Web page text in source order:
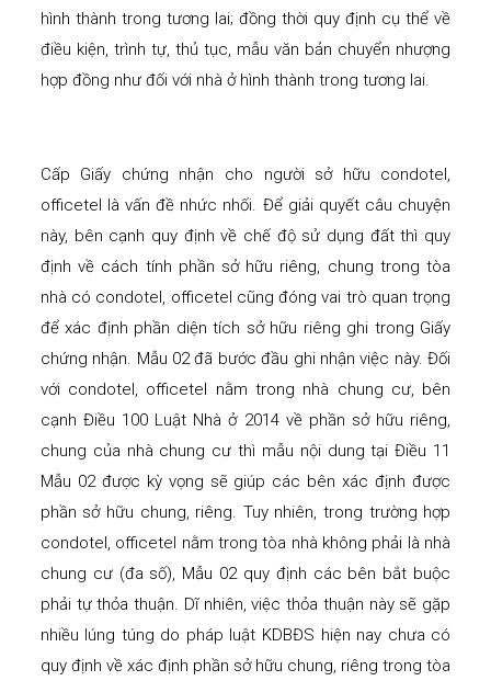
hình thành trong tương lai; đồng thời quy định cụ thể về
điều kiện, trình tự, thủ tục, mẫu văn bản chuyển nhượng
hợp đồng như đối với nhà ở hình thành trong tương lai.
Cấp Giấy chứng nhận cho người sở hữu condotel,
officetel là vấn đề nhức nhối. Để giải quyết câu chuyện
này, bên cạnh quy định về chế độ sử dụng đất thì quy
định về cách tính phần sở hữu riêng, chung trong tòa
nhà có condotel, officetel cũng đóng vai trò quan trọng
để xác định phần diện tích sở hữu riêng ghi trong Giấy
chứng nhận. Mẫu 02 đã bước đầu ghi nhận việc này. Đối
với condotel, officetel nằm trong nhà chung cư, bên
cạnh Điều 100 Luật Nhà ở 2014 về phần sở hữu riêng,
chung của nhà chung cư thì mẫu nội dung tại Điều 11
Mẫu 02 được kỳ vọng sẽ giúp các bên xác định được
phần sở hữu chung, riêng. Tuy nhiên, trong trường hợp
condotel, officetel nằm trong tòa nhà không phải là nhà
chung cư (đa số), Mẫu 02 quy định các bên bắt buộc
phải tự thỏa thuận. Dĩ nhiên, việc thỏa thuận này sẽ gặp
nhiều lúng túng do pháp luật KDBĐS hiện nay chưa có
quy định về xác định phần sở hữu chung, riêng trong tòa